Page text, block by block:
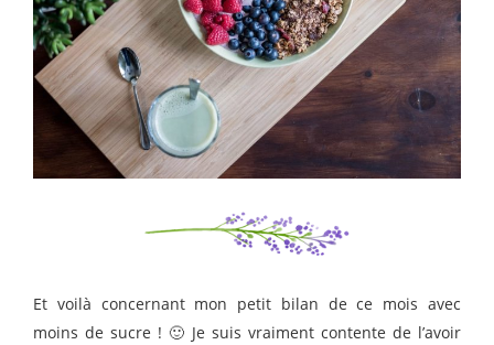
Et voilà concernant mon petit bilan de ce mois avec
moins de sucre ! 🙂 Je suis vraiment contente de l’avoir